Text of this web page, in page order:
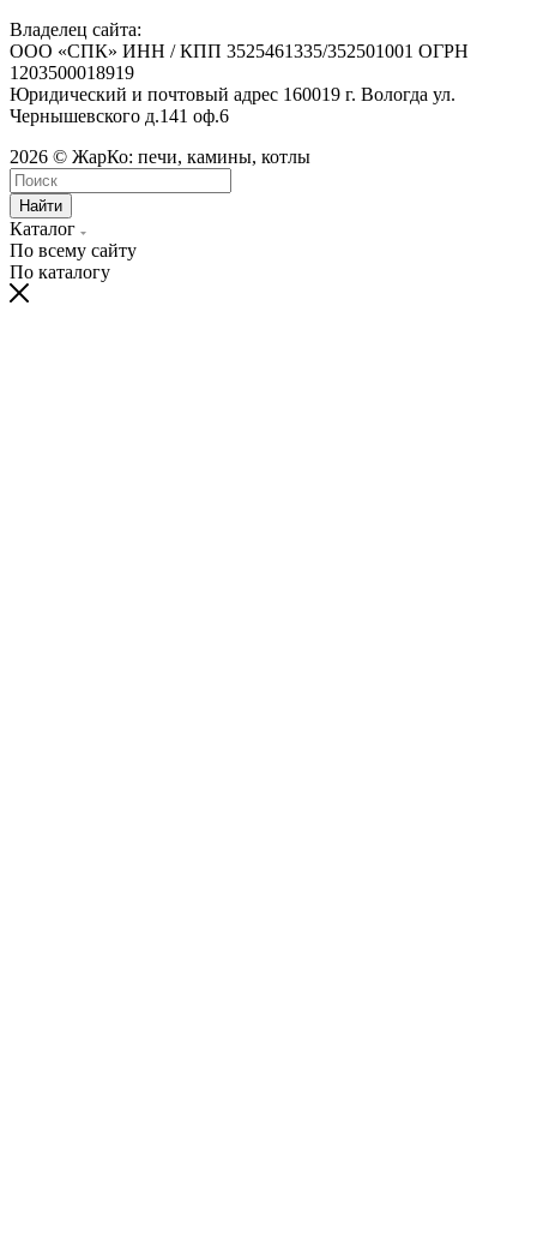
Владелец сайта:
ООО «СПК» ИНН / КПП 3525461335/352501001 ОГРН
1203500018919
Юридический и почтовый адрес 160019 г. Вологда ул.
Чернышевского д.141 оф.6
2026 © ЖарКо: печи, камины, котлы
Найти
Каталог
По всему сайту
По каталогу